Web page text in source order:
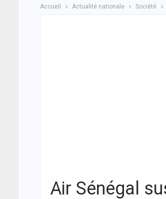
Accueil Actualité nationale Société
Air Sénégal